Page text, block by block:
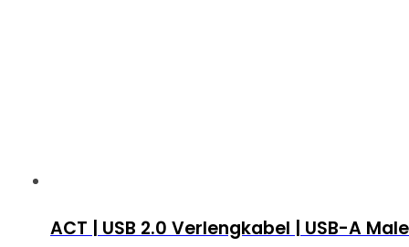
ACT | USB 2.0 Verlengkabel | USB-A Male